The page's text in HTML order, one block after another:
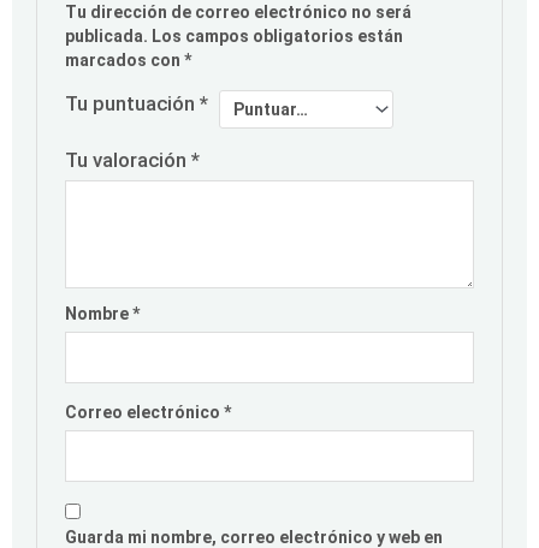
Tu dirección de correo electrónico no será
publicada. Los campos obligatorios están
marcados con*
Tu puntuación*
Tu valoración*
Nombre*
Correo electrónico*
Guarda mi nombre, correo electrónico y web en